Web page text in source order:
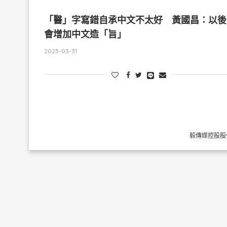
「醫」字寫錯自承中文不太好 黃國昌：以後
會增加中文造「旨」
2025-03-31
毅傳媒控股